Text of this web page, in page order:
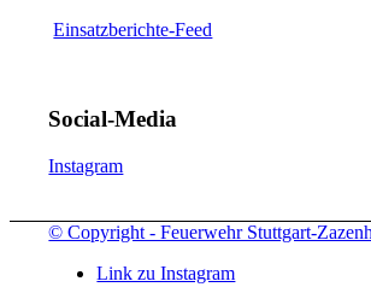
Einsatzberichte-Feed
Social-Media
Instagram
© Copyright - Feuerwehr Stuttgart-
Link zu Instagram